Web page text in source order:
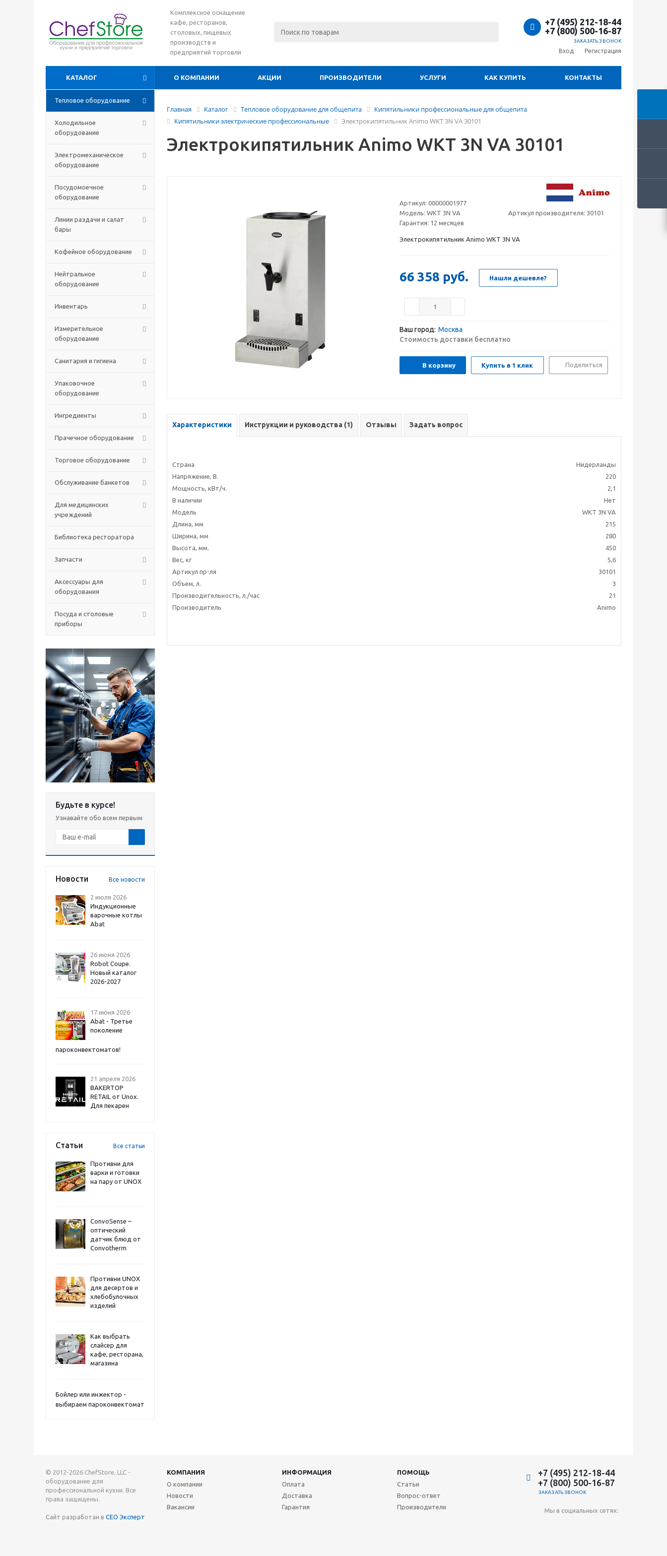
Комплексное оснащение
кафе, ресторанов,
столовых, пищевых
производств и
предприятий торговли
+7 (495) 212-18-44
+7 (800) 500-16-87
ЗАКАЗАТЬ ЗВОНОК
Вход Регистрация
КАТАЛОГ О КОМПАНИИ АКЦИИ ПРОИЗВОДИТЕЛИ УСЛУГИ КАК КУПИТЬ КОНТАКТЫ
Тепловое оборудование
Холодильное
оборудование
Электромеханическое
оборудование
Посудомоечное
оборудование
Линии раздачи и салат
бары
Кофейное оборудование
Нейтральное
оборудование
Инвентарь
Измерительное
оборудование
Санитария и гигиена
Упаковочное
оборудование
Ингредиенты
Прачечное оборудование
Торговое оборудование
Обслуживание банкетов
Для медицинских
учреждений
Библиотека ресторатора
Запчасти
Аксессуары для
оборудования
Посуда и столовые
приборы
Будьте в курсе!
Узнавайте обо всем первым
Новости Все новости
2 июля 2026
Индукционные
варочные котлы
Abat
26 июня 2026
Robot Coupe.
Новый каталог
2026-2027
17 июня 2026
Abat - Третье
поколение
пароконвектоматов!
21 апреля 2026
BAKERTOP
RETAIL от Unox.
Для пекарен
Статьи Все статьи
Противни для
варки и готовки
на пару от UNOX
ConvoSense –
оптический
датчик блюд от
Convotherm
Противни UNOX
для десертов и
хлебобулочных
изделий
Как выбрать
слайсер для
кафе, ресторана,
магазина
Бойлер или инжектор -
выбираем пароконвектомат
Главная Каталог Тепловое оборудование для общепита
Кипятильники профессиональные для общепита
Кипятильники электрические профессиональные
Электрокипятильник Animo WKT 3N VA 30101
Электрокипятильник Animo WKT 3N VA 30101
Артикул: 00000001977
Модель: WKT 3N VA Артикул производителя: 30101
Гарантия: 12 месяцев
Электрокипятильник Animo WKT 3N VA
66 358 руб. Нашли дешевле?
Ваш город: Москва
Стоимость доставки бесплатно
В корзину Купить в 1 клик Поделиться
Характеристики Инструкции и руководства (1) Отзывы Задать вопрос
Страна
Нидерланды
Напряжение, В.
220
Мощность, кВт/ч.
2,1
В наличии
Нет
Модель
WKT 3N VA
Длина, мм
215
Ширина, мм
280
Высота, мм.
450
Вес, кг
5,6
Артикул пр-ля
30101
Объем, л.
3
Производительность, л./час
21
Производитель
Animo
© 2012-2026 ChefStore, LLC -
оборудование для
профессиональной кухни. Все
права защищены.
Сайт разработан в СЕО Эксперт
КОМПАНИЯ ИНФОРМАЦИЯ
ПОМОЩЬ
О компании
Новости
Вакансии
Оплата
Доставка
Гарантия
Статьи
Вопрос-ответ
Производители
+7 (495) 212-18-44
+7 (800) 500-16-87
ЗАКАЗАТЬ ЗВОНОК
Мы в социальных сетях: